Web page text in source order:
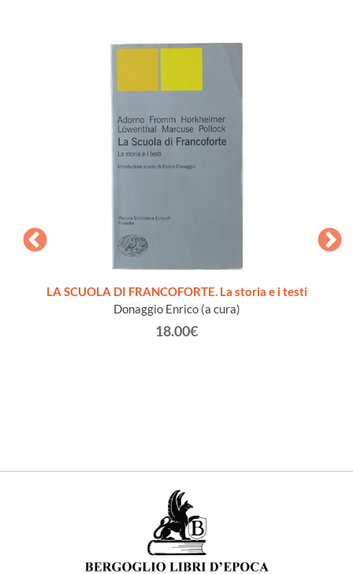
LA SCUOLA DI FRANCOFORTE. La storia e i testi
Donaggio Enrico (a cura)
18.00€